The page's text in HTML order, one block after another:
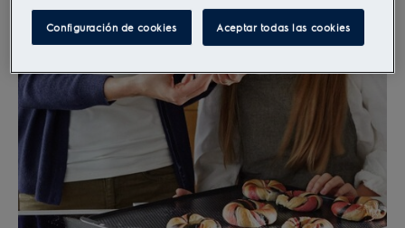
Configuración de cookies Aceptar todas las cookies